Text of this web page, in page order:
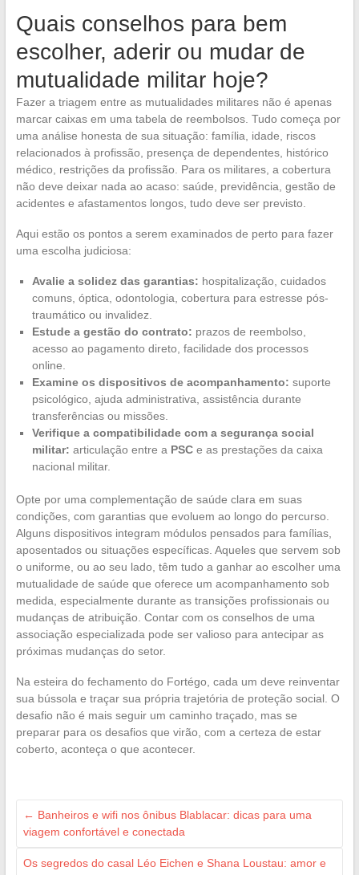
Quais conselhos para bem
escolher, aderir ou mudar de
mutualidade militar hoje?
Fazer a triagem entre as mutualidades militares não é apenas
marcar caixas em uma tabela de reembolsos. Tudo começa por
uma análise honesta de sua situação: família, idade, riscos
relacionados à profissão, presença de dependentes, histórico
médico, restrições da profissão. Para os militares, a cobertura
não deve deixar nada ao acaso: saúde, previdência, gestão de
acidentes e afastamentos longos, tudo deve ser previsto.
Aqui estão os pontos a serem examinados de perto para fazer
uma escolha judiciosa:
Avalie a solidez das garantias: hospitalização, cuidados
comuns, óptica, odontologia, cobertura para estresse pós-
traumático ou invalidez.
Estude a gestão do contrato: prazos de reembolso,
acesso ao pagamento direto, facilidade dos processos
online.
Examine os dispositivos de acompanhamento: suporte
psicológico, ajuda administrativa, assistência durante
transferências ou missões.
Verifique a compatibilidade com a segurança social
militar: articulação entre a PSCe as prestações da caixa
nacional militar.
Opte por uma complementação de saúde clara em suas
condições, com garantias que evoluem ao longo do percurso.
Alguns dispositivos integram módulos pensados para famílias,
aposentados ou situações específicas. Aqueles que servem sob
o uniforme, ou ao seu lado, têm tudo a ganhar ao escolher uma
mutualidade de saúde que oferece um acompanhamento sob
medida, especialmente durante as transições profissionais ou
mudanças de atribuição. Contar com os conselhos de uma
associação especializada pode ser valioso para antecipar as
próximas mudanças do setor.
Na esteira do fechamento do Fortégo, cada um deve reinventar
sua bússola e traçar sua própria trajetória de proteção social. O
desafio não é mais seguir um caminho traçado, mas se
preparar para os desafios que virão, com a certeza de estar
coberto, aconteça o que acontecer.
← Banheiros e wifi nos ônibus Blablacar: dicas para uma
viagem confortável e conectada
Os segredos do casal Léo Eichen e Shana Loustau: amor e